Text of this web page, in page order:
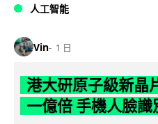
人工智能
Vin 1 日
港大研原子級新晶
一億倍 手機人臉識